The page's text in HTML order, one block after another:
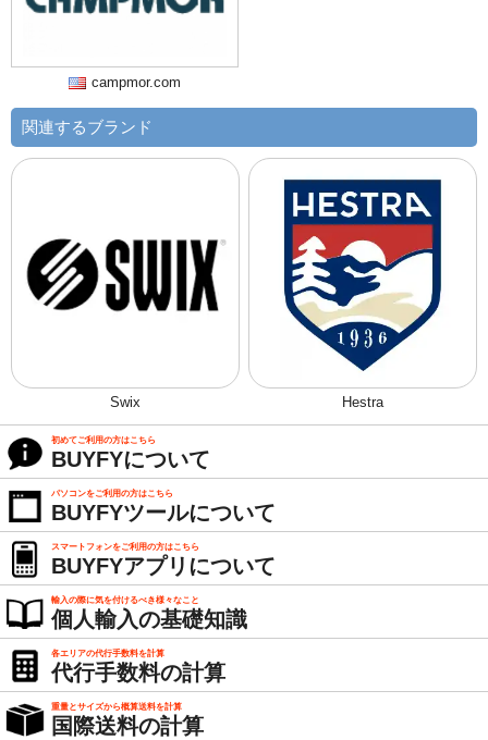
campmor.com
関連するブランド
Swix Hestra
初めてご利用の方はこちら
BUYFYについて
パソコンをご利用の方はこちら
BUYFYツールについて
スマートフォンをご利用の方はこちら
BUYFYアプリについて
輸入の際に気を付けるべき様々なこと
個人輸入の基礎知識
各エリアの代行手数料を計算
代行手数料の計算
重量とサイズから概算送料を計算
国際送料の計算